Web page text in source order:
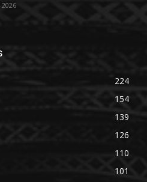
224
154
139
126
110
101